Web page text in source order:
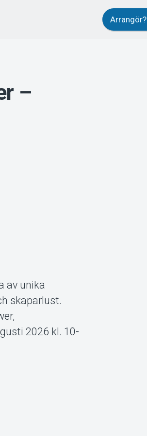
Arrangör?
–
av unika
skaparlust.
2026 kl. 10-